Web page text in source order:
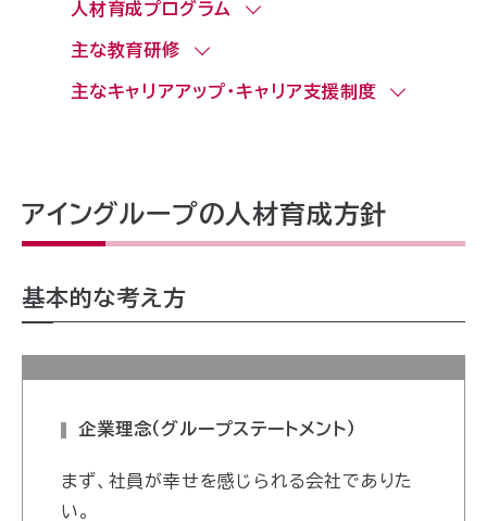
人材育成プログラム
主な教育研修
主なキャリアアップ・キャリア支援制度
アイングループの人材育成方針
基本的な考え方
企業理念（グループステートメント）
まず、社員が幸せを感じられる会社でありた
い。